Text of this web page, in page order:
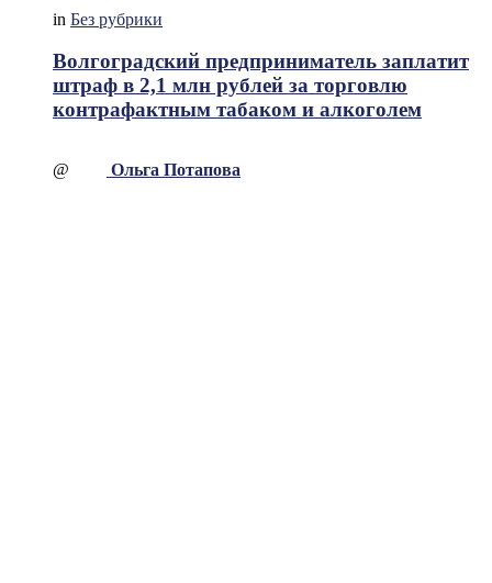
in Без рубрики
Волгоградский предприниматель заплатит
штраф в 2,1 млн рублей за торговлю
контрафактным табаком и алкоголем
@ Ольга Потапова